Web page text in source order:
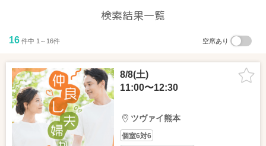
検索結果一覧
16 件中 1～16件 空席あり
8/8(土)
11:00〜12:30
ツヴァイ熊本
個室6対6